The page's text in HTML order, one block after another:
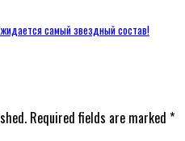
самый звездный состав!
Required fields are marked *